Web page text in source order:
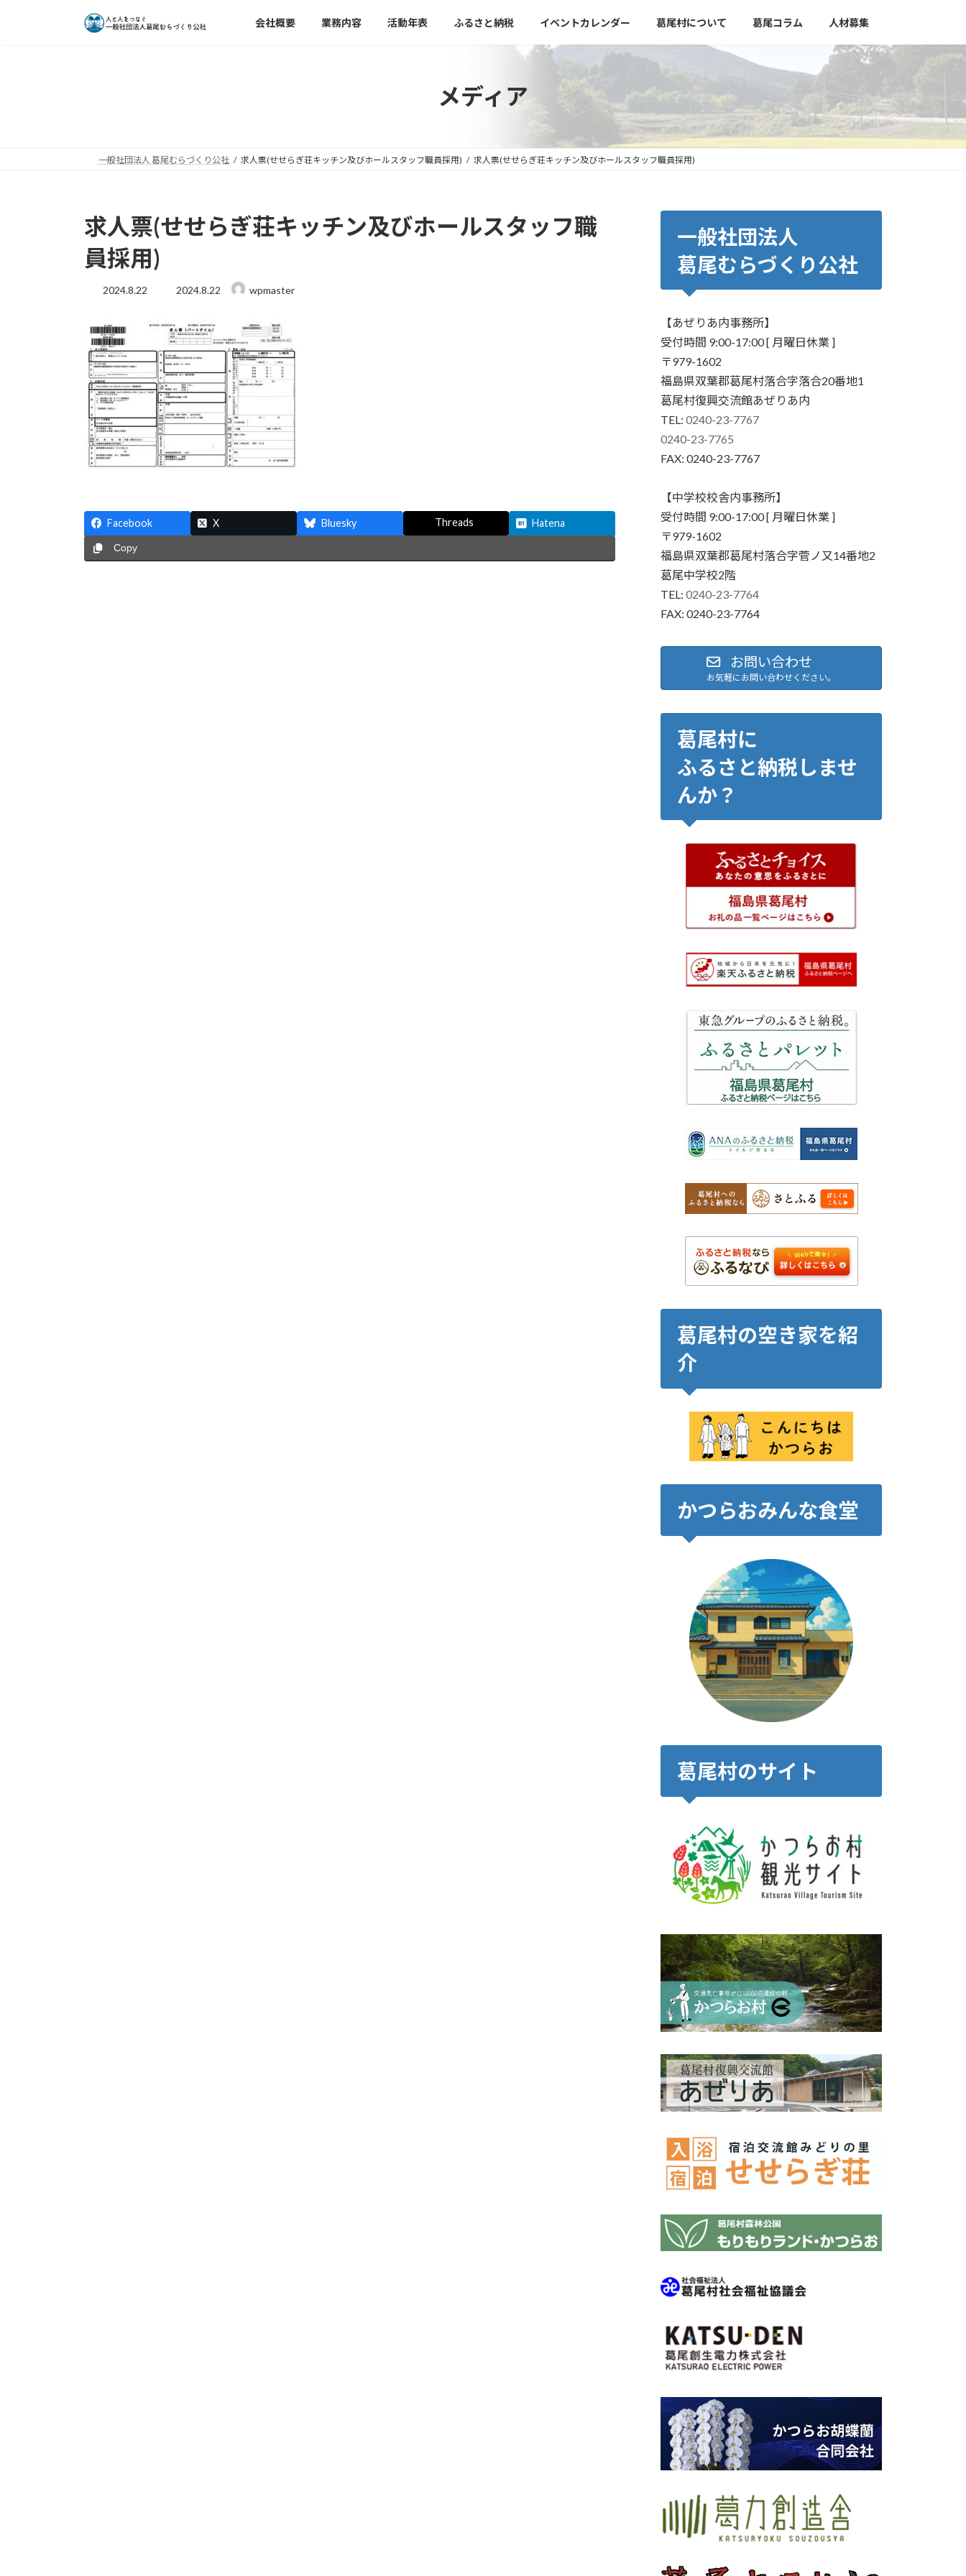
会社概要 業務内容 活動年表 ふるさと納税 イベントカレンダー 葛尾村について 葛尾コラム 人材募集
メディア
一般社団法人 葛尾むらづくり公社 求人票(せせらぎ荘キッチン及びホールスタッフ職員採用) 求人票(せせらぎ荘キッチン及びホールスタッフ職員採用)
求人票(せせらぎ荘キッチン及びホールスタッフ職
員採用)
2024.8.22
最
新
日
時
:
2024.8.22 wpmaster
Facebook X Bluesky Threads Hatena
Copy
一般社団法人
葛尾むらづくり公社
【あぜりあ内事務所】
受付時間 9:00-17:00 [ 月曜日休業 ]
〒979-1602
福島県双葉郡葛尾村落合字落合20番地1
葛尾村復興交流館あぜりあ内
TEL:0240-23-7767
0240-23-7765
FAX: 0240-23-7767
【中学校校舎内事務所】
受付時間 9:00-17:00 [ 月曜日休業 ]
〒979-1602
福島県双葉郡葛尾村落合字菅ノ又14番地2
葛尾中学校2階
TEL:0240-23-7764
FAX: 0240-23-7764
お問い合わせ
お気軽にお問い合わせください。
葛尾村に
ふるさと納税しませ
んか？
葛尾村の空き家を紹
介
かつらおみんな食堂
葛尾村のサイト